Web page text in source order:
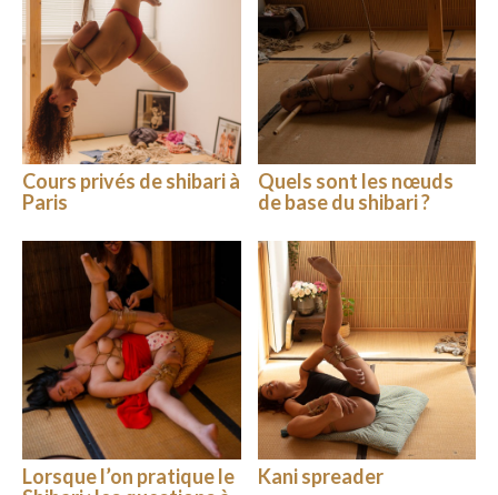
Cours privés de shibari à
Paris
Quels sont les nœuds
de base du shibari ?
Lorsque l’on pratique le
Kani spreader